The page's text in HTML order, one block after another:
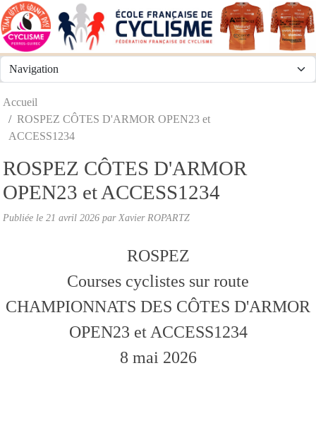
Accueil
ROSPEZ CÔTES D'ARMOR OPEN23 et
ACCESS1234
ROSPEZ CÔTES D'ARMOR
OPEN23 et ACCESS1234
Publiée le 21 avril 2026 par Xavier ROPARTZ
ROSPEZ
Courses cyclistes sur route
CHAMPIONNATS DES CÔTES D'ARMOR
OPEN23 et ACCESS1234
8 mai 2026
Panneau de gestion des cookies